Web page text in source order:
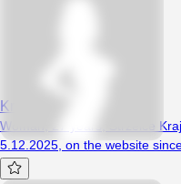
Krejziiq
Woman, 27 years, Strzelce
5.12.2025, on the website